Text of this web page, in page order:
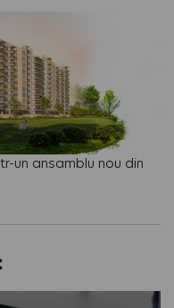
un ansamblu nou din